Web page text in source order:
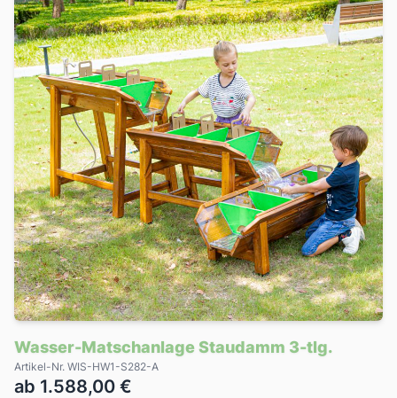
Wasser-Matschanlage Staudamm 3-tlg.
Artikel-Nr. WIS-HW1-S282-A
ab 1.588,00 €